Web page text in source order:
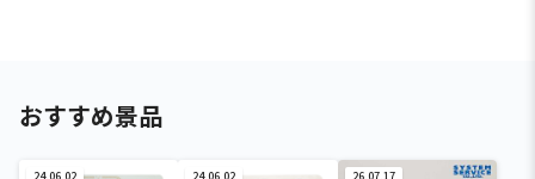
おすすめ景品